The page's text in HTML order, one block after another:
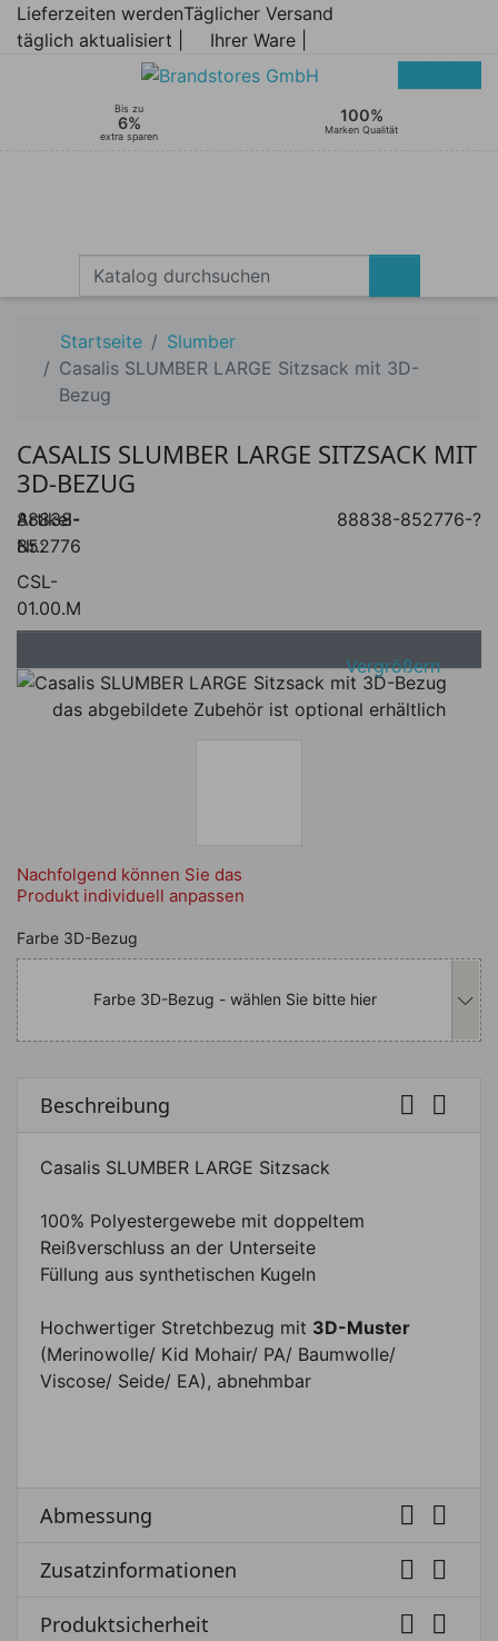
Lieferzeiten werden
täglich aktualisiert |
Täglicher Versand
Ihrer Ware |
Bis zu
6%
extra sparen
100%
Marken Qualität
Startseite
Slumber
Casalis SLUMBER LARGE Sitzsack mit 3D-
Bezug
CASALIS SLUMBER LARGE SITZSACK MIT
3D-BEZUG
Artikel-
Nr.:
CSL-
01.00.M
88838-
852776
88838-852776-?
Vergrößern
das abgebildete Zubehör ist optional erhältlich
Nachfolgend können Sie das
Produkt individuell anpassen
Nachfolgend können Sie das
Farbe 3D-Bezug
Farbe 3D-Bezug - wählen Sie bitte hier
Beschreibung  
Casalis SLUMBER LARGE Sitzsack
100% Polyestergewebe mit doppeltem
Reißverschluss an der Unterseite
Füllung aus synthetischen Kugeln
Hochwertiger Stretchbezug mit 3D-Muster
(Merinowolle/ Kid Mohair/ PA/ Baumwolle/
Viscose/ Seide/ EA), abnehmbar
Abmessung  
Zusatzinformationen  
Produktsicherheit  